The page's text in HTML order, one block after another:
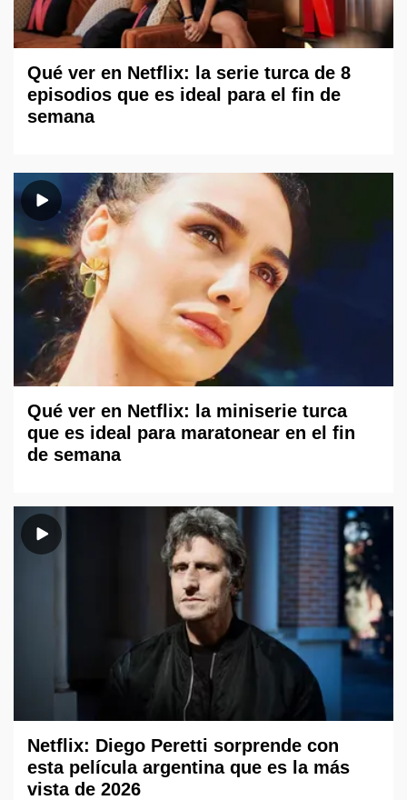
Qué ver en Netflix: la serie turca de 8
episodios que es ideal para el fin de
semana
Qué ver en Netflix: la miniserie turca
que es ideal para maratonear en el fin
de semana
Netflix: Diego Peretti sorprende con
esta película argentina que es la más
vista de 2026